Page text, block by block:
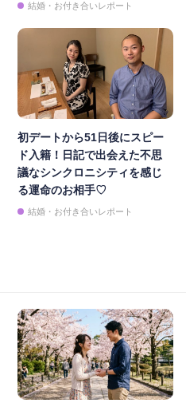
結婚・お付き合いレポート
初デートから51日後にスピー
ド入籍！日記で出会えた不思
議なシンクロニシティを感じ
る運命のお相手♡
結婚・お付き合いレポート